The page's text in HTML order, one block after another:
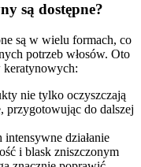
są dostępne?
są w wielu formach, co
potrzeb włosów. Oto
nie tylko oczyszczają
przygotowując do dalszej
intensywne działanie
i blask zniszczonym